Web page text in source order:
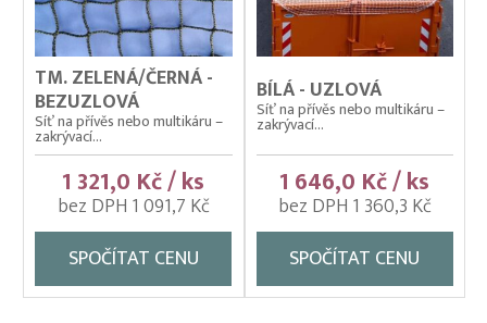
Ochranné sítě pro chov slepic a domácí drůbeže
Ochranné sítě proti holubům
Sítě na dětská pískoviště
Sítě na popínavé rostliny
Sítě na seno pro zvířata
TM. ZELENÁ/ČERNÁ -
BEZUZLOVÁ
Síť na přívěs nebo multikáru –
zakrývací...
1 321,0 Kč / ks
bez DPH 1 091,7 Kč
SPOČÍTAT CENU
BÍLÁ - UZLOVÁ
Síť na přívěs nebo multikáru –
zakrývací...
1 646,0 Kč / ks
bez DPH 1 360,3 Kč
SPOČÍTAT CENU